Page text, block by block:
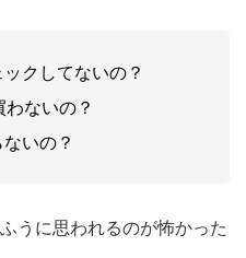
クしてないの？
ないの？
いの？
うに思われるのが怖かった